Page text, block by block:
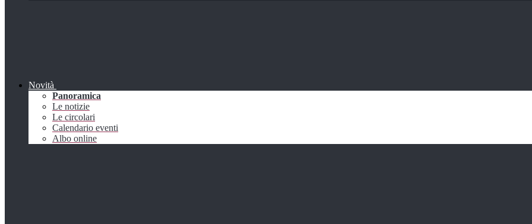
Novità
Panoramica
Le notizie
Le circolari
Calendario eventi
Albo online